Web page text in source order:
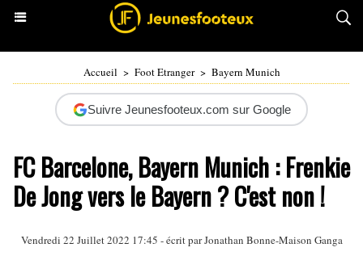
Accueil > Foot Etranger > Bayern Munich
Suivre Jeunesfooteux.com sur Google
FC Barcelone, Bayern Munich : Frenkie
De Jong vers le Bayern ? C'est non !
Vendredi 22 Juillet 2022 17:45 - écrit parJonathan Bonne-Maison Ganga